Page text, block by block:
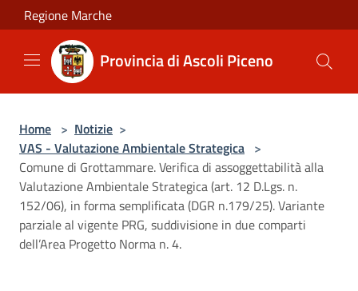
Salta al contenuto principale
Regione Marche
Provincia di Ascoli Piceno
Home > Notizie >
VAS - Valutazione Ambientale Strategica >
Comune di Grottammare. Verifica di assoggettabilità alla
Valutazione Ambientale Strategica (art. 12 D.Lgs. n.
152/06), in forma semplificata (DGR n.179/25). Variante
parziale al vigente PRG, suddivisione in due comparti
dell’Area Progetto Norma n. 4.